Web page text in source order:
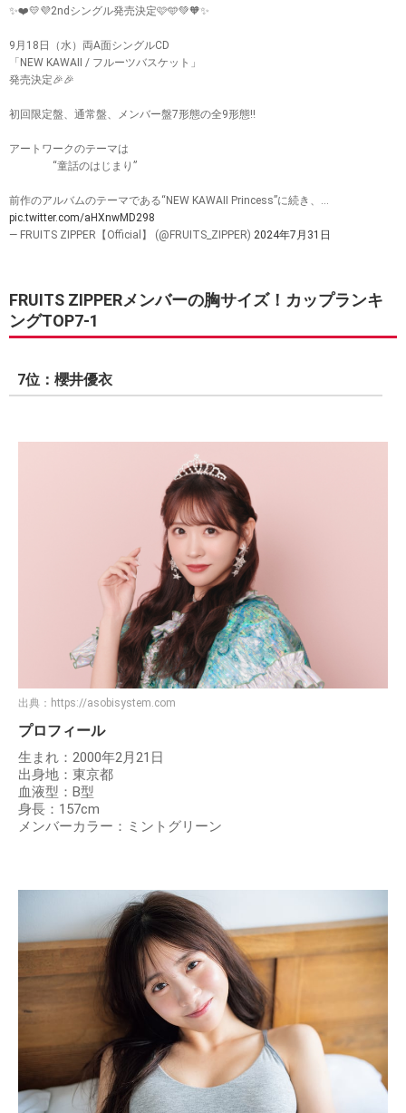
✨❤️💛💜2ndシングル発売決定🩷🩵💚🧡✨
9月18日（水）両A面シングルCD
「NEW KAWAII / フルーツバスケット」
発売決定🎉🎉
初回限定盤、通常盤、メンバー盤7形態の全9形態‼️
アートワークのテーマは
“童話のはじまり”
前作のアルバムのテーマである“NEW KAWAII Princess”に続き、…
pic.twitter.com/aHXnwMD298
— FRUITS ZIPPER【Official】 (@FRUITS_ZIPPER) 2024年7月31日
FRUITS ZIPPERメンバーの胸サイズ！カップランキ
ングTOP7-1
7位：櫻井優衣
出典： https://asobisystem.com
プロフィール
生まれ：2000年2月21日
出身地：東京都
血液型：B型
身長：157cm
メンバーカラー：ミントグリーン